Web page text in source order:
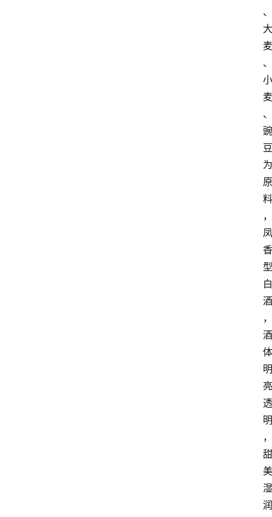
、
大
麦
、
小
麦
、
豌
豆
为
原
料
，
凤
香
型
白
酒
，
酒
体
明
亮
透
明
，
甜
美
湿
润